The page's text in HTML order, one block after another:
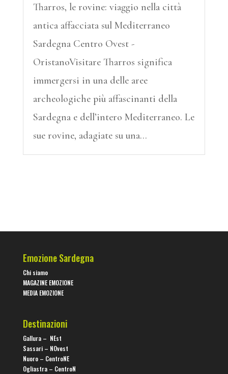
Tharros, le rovine: viaggio nella città
antica affacciata sul Mediterraneo
Sardegna Centro Ovest -
OristanoVisitare Tharros significa
immergersi in una delle aree
archeologiche più affascinanti della
Sardegna e dell’intero Mediterraneo. Le
sue rovine, adagiate su una...
Emozione Sardegna
Chi siamo
MAGAZINE EMOZIONE
MEDIA EMOZIONE
Destinazioni
Gallura – NEst
Sassari – NOvest
Nuoro – CentroNE
Ogliastra – CentroN